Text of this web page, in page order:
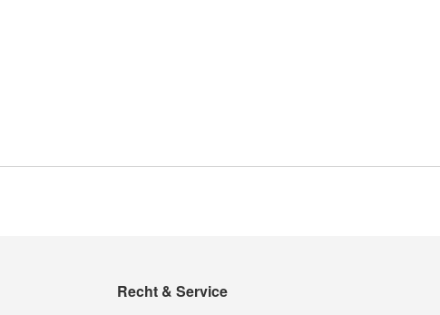
Recht & Service